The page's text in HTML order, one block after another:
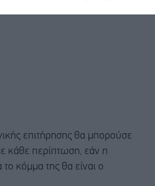
επιτήρησης θα μπορούσε
κάθε περίπτωση, εάν η
κόμμα της θα είναι ο